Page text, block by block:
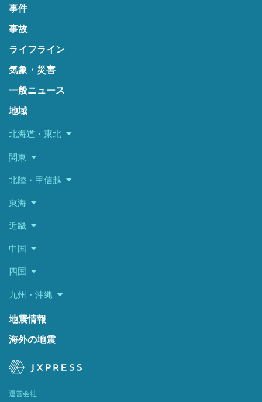
事件
事故
ライフライン
気象・災害
一般ニュース
地域
北海道・東北
関東
北陸・甲信越
東海
近畿
中国
四国
九州・沖縄
地震情報
海外の地震
運営会社